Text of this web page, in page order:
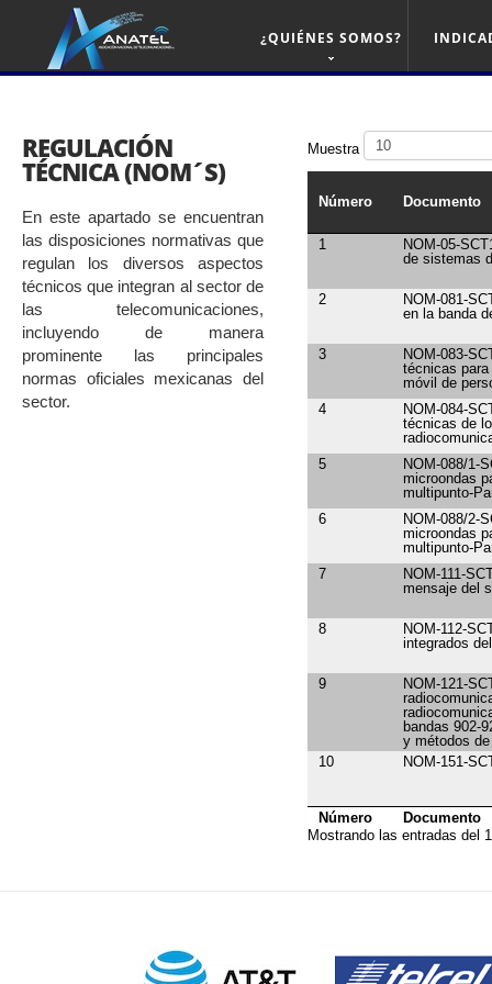
¿QUIÉNES SOMOS?
REGULACIÓN
TÉCNICA (NOM´S)
En este apartado se encuentran
las disposiciones normativas que
regulan los diversos aspectos
técnicos que integran al sector de
las telecomunicaciones,
incluyendo de manera
prominente las principales
normas oficiales mexicanas del
sector.
Muestra
Número Documento
Número Documento
1
NOM-05-
de sistemas
2
NOM-081-
en la banda
3
NOM-083-
técnicas
móvil de
4
NOM-084-
técnicas de
5
NOM-088/1-
microondas
multipunto-
6
NOM-088/2-
microondas
multipunto-
7
NOM-111-
mensaje del
8
NOM-112-
integrados
9
NOM-121-
bandas 902-
y métodos
10
NOM-151-
Mostrando las entradas del